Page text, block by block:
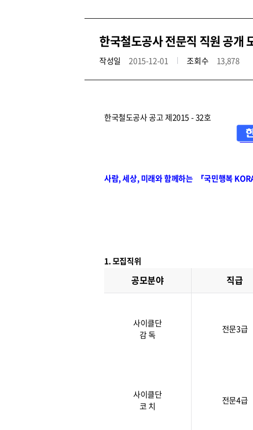
한국철도공사 전문직 직원 공
작성일 2015-12-01 조회수 13,878
한국철도공사 공고 제2015 - 32호
사람, 세상, 미래와 함께하는 『국민행복
1. 모집직위
공모분야 직급
사이클단
감 독
전문3급
사이클단
코 치
전문4급